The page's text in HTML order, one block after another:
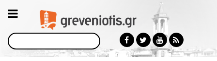
Αναζήτηση